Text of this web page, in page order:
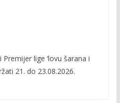
lige ‘lovu šarana i
21. do 23.08.2026.